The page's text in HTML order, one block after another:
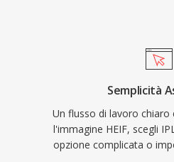
Semplicità
Un flusso di lavoro
l'immagine HEIF, scegli
opzione complicata o